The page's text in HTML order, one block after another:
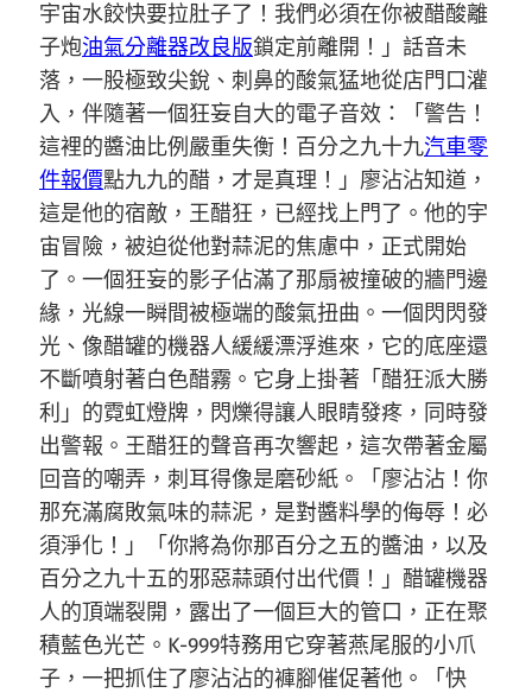
宇宙水餃快要拉肚子了！我們必須在你被醋酸離
子炮油氣分離器改良版鎖定前離開！」話音未
落，一股極致尖銳、刺鼻的酸氣猛地從店門口灌
入，伴隨著一個狂妄自大的電子音效：「警告！
這裡的醬油比例嚴重失衡！百分之九十九汽車零
件報價點九九的醋，才是真理！」廖沾沾知道，
這是他的宿敵，王醋狂，已經找上門了。他的宇
宙冒險，被迫從他對蒜泥的焦慮中，正式開始
了。一個狂妄的影子佔滿了那扇被撞破的牆門邊
緣，光線一瞬間被極端的酸氣扭曲。一個閃閃發
光、像醋罐的機器人緩緩漂浮進來，它的底座還
不斷噴射著白色醋霧。它身上掛著「醋狂派大勝
利」的霓虹燈牌，閃爍得讓人眼睛發疼，同時發
出警報。王醋狂的聲音再次響起，這次帶著金屬
回音的嘲弄，刺耳得像是磨砂紙。「廖沾沾！你
那充滿腐敗氣味的蒜泥，是對醬料學的侮辱！必
須淨化！」「你將為你那百分之五的醬油，以及
百分之九十五的邪惡蒜頭付出代價！」醋罐機器
人的頂端裂開，露出了一個巨大的管口，正在聚
積藍色光芒。K-999特務用它穿著燕尾服的小爪
子，一把抓住了廖沾沾的褲腳催促著他。「快